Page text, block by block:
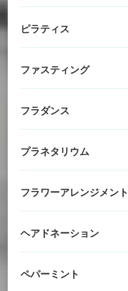
ピラティス
ファスティング
フラダンス
プラネタリウム
フラワーアレンジメント
ヘアドネーション
ペパーミント